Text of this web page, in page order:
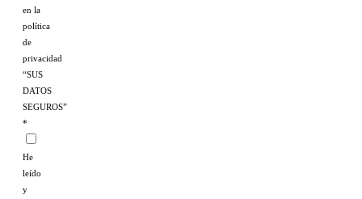
en la
política
de
privacidad
“SUS
DATOS
SEGUROS”
*
He
leído
y